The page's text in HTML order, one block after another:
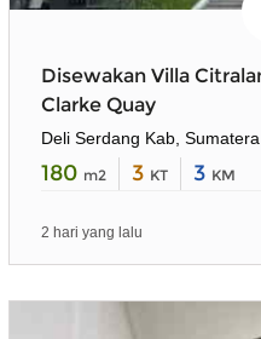
Disewakan Villa
Clarke Quay
Deli Serdang Kab,
180 m2 3 KT 3 KM
2 hari yang lalu